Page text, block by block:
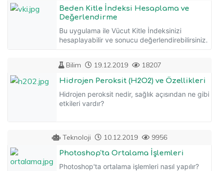
Beden Kitle İndeksi Hesaplama ve
Değerlendirme
Bu uygulama ile Vücut Kitle İndeksinizi
hesaplayabilir ve sonucu değerlendirebilirsiniz.
Bilim 19.12.2019 18207
Hidrojen Peroksit (H2O2) ve Özellikleri
Hidrojen peroksit nedir, sağlık açısından ne gibi
etkileri vardır?
Teknoloji 10.12.2019 9956
Photoshop'ta Ortalama İşlemleri
Photoshop'ta ortalama işlemleri nasıl yapılır?